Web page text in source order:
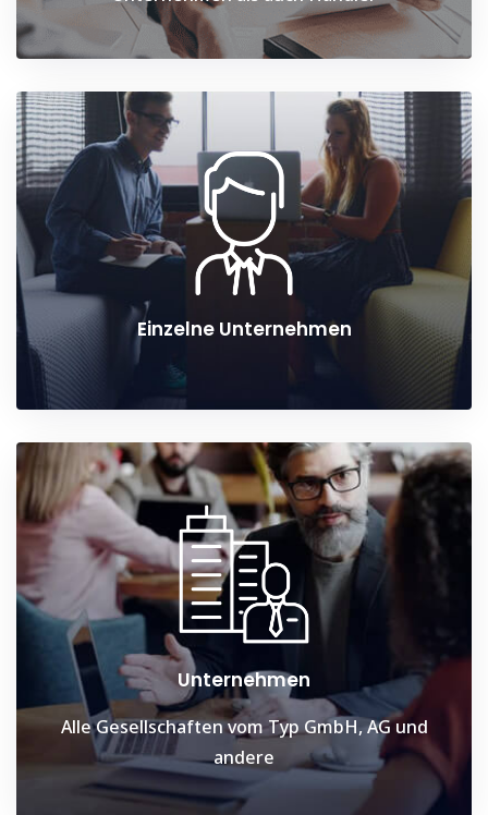
Einzelne Unternehmen
Unternehmen
Alle Gesellschaften vom Typ GmbH, AG und
andere